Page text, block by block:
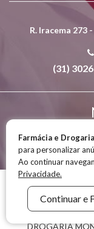
R. Iracema 273
(31)
Quem Somos
Nossa
Produtos
Farmácia e Drogaria
DROGARIA
Farmácia e
para personalizar
Ao continuar
Privacidade.
Continuar e